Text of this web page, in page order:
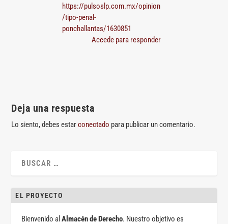
https://pulsoslp.com.mx/opinion
/tipo-penal-
ponchallantas/1630851
Accede para responder
Deja una respuesta
Lo siento, debes estarconectado para publicar un comentario.
EL PROYECTO
Bienvenido alAlmacén de Derecho. Nuestro objetivo es